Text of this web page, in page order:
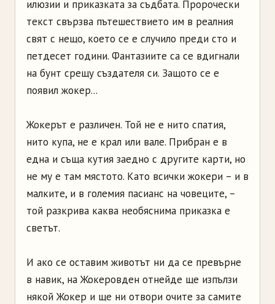
илюзии и приказката за съдбата. Пророчески
текст свързва пътешествието им в реалния
свят с нещо, което се е случило преди сто и
петдесет години. Фантазиите са се вдигнали
на бунт срещу създателя си. Защото се е
появил жокер...
Жокерът е различен. Той не е нито спатия,
нито купа, не е крал или вале. Прибран е в
една и съща кутия заедно с другите карти, но
не му е там мястото. Като всички жокери – и в
малките, и в големия пасианс на човеците, –
той разкрива каква необяснима приказка е
светът.
И ако се оставим животът ни да се превърне
в навик, на Жокеровден отнейде ще изпълзи
някой Жокер и ще ни отвори очите за самите